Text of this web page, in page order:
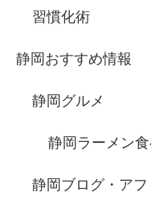
習慣化術
静岡おすすめ情報
静岡グルメ
静岡ラーメン食
静岡ブログ・ア